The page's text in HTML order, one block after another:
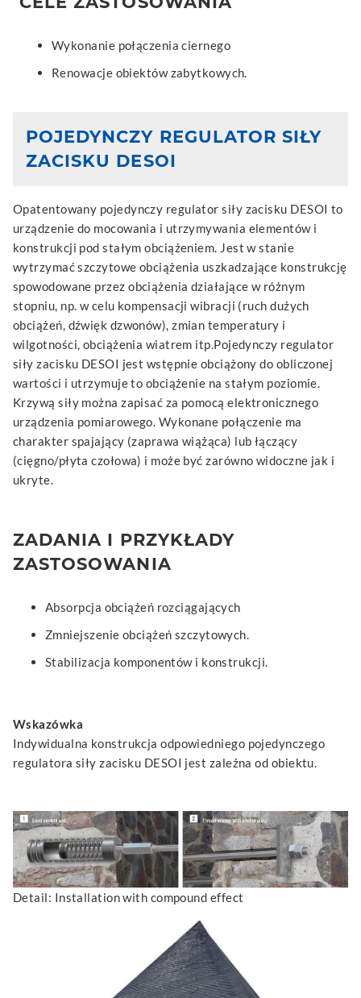
Wykonanie połączenia ciernego
Renowacje obiektów zabytkowych.
POJEDYNCZY REGULATOR SIŁY
ZACISKU DESOI
Opatentowany pojedynczy regulator siły zacisku DESOI to
urządzenie do mocowania i utrzymywania elementów i
konstrukcji pod stałym obciążeniem. Jest w stanie
wytrzymać szczytowe obciążenia uszkadzające konstrukcję
spowodowane przez obciążenia działające w różnym
stopniu, np. w celu kompensacji wibracji (ruch dużych
obciążeń, dźwięk dzwonów), zmian temperatury i
wilgotności, obciążenia wiatrem itp.Pojedynczy regulator
siły zacisku DESOI jest wstępnie obciążony do obliczonej
wartości i utrzymuje to obciążenie na stałym poziomie.
Krzywą siły można zapisać za pomocą elektronicznego
urządzenia pomiarowego. Wykonane połączenie ma
charakter spajający (zaprawa wiążąca) lub łączący
(cięgno/płyta czołowa) i może być zarówno widoczne jak i
ukryte.
ZADANIA I PRZYKŁADY
ZASTOSOWANIA
Absorpcja obciążeń rozciągających
Zmniejszenie obciążeń szczytowych.
Stabilizacja komponentów i konstrukcji.
Wskazówka
Indywidualna konstrukcja odpowiedniego pojedynczego
regulatora siły zacisku DESOI jest zależna od obiektu.
Detail: Installation with compound effect